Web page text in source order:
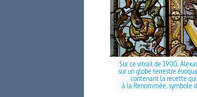
Sur ce vitrail de 1900,
sur un globe terrestre
contenant la recette
à la Renommée, symbole